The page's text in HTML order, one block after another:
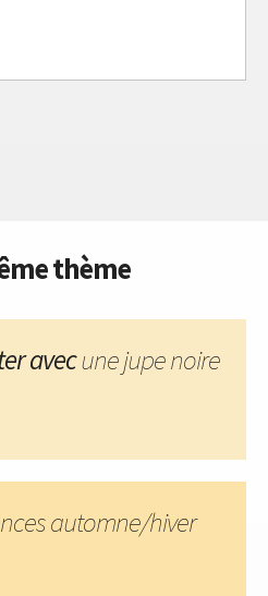
thème
avecune jupe noire
automne/hiver